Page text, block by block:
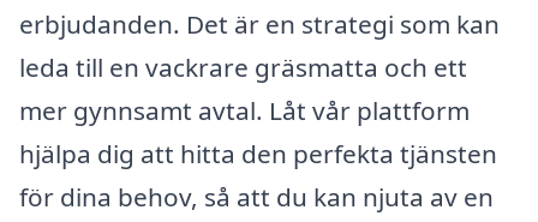
erbjudanden. Det är en strategi som kan
leda till en vackrare gräsmatta och ett
mer gynnsamt avtal. Låt vår plattform
hjälpa dig att hitta den perfekta tjänsten
för dina behov, så att du kan njuta av en